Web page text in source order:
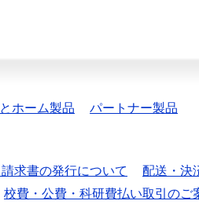
ホーム製品 パートナー製品
求書の発行について 配送・決
校費・公費・科研費払い取引のご